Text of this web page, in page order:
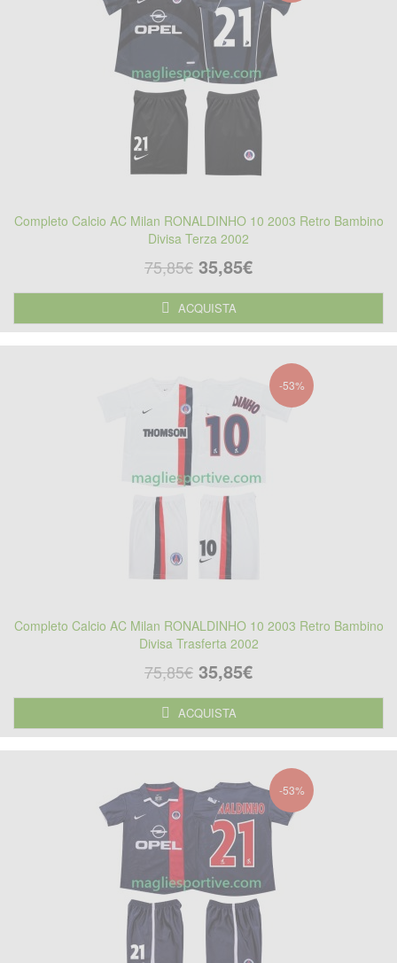
Completo Calcio AC Milan RONALDINHO 10 2003 Retro Bambino
Divisa Terza 2002
75,85€ 35,85€
ACQUISTA
-53%
Completo Calcio AC Milan RONALDINHO 10 2003 Retro Bambino
Divisa Trasferta 2002
75,85€ 35,85€
ACQUISTA
-53%